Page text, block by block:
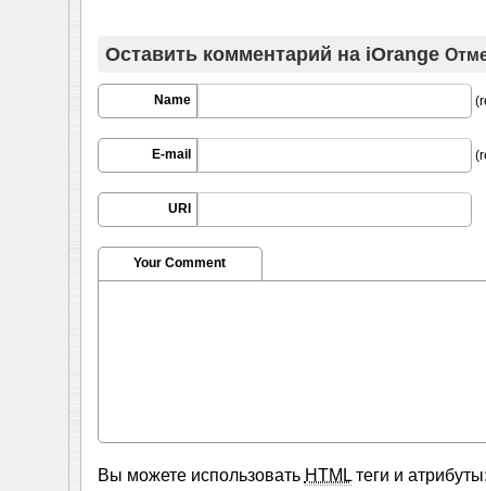
Оставить комментарий на iOrange
Name
E-mail
URI
Your Comment
Вы можете использовать HTMLтеги и